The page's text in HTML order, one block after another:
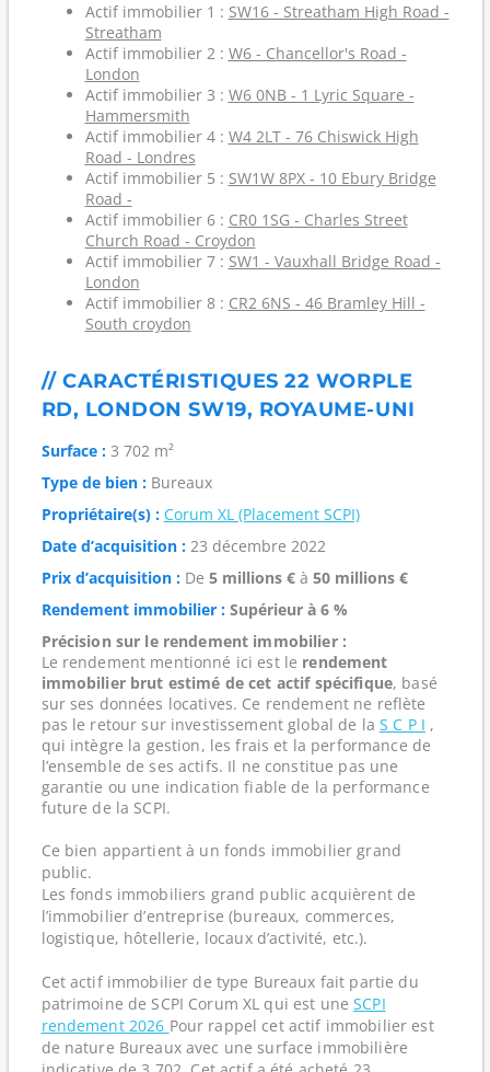
Actif immobilier 1 : SW16 - Streatham High Road -
Streatham
Actif immobilier 2 : W6 - Chancellor's Road -
London
Actif immobilier 3 : W6 0NB - 1 Lyric Square -
Hammersmith
Actif immobilier 4 : W4 2LT - 76 Chiswick High
Road - Londres
Actif immobilier 5 : SW1W 8PX - 10 Ebury Bridge
Road -
Actif immobilier 6 : CR0 1SG - Charles Street
Church Road - Croydon
Actif immobilier 7 : SW1 - Vauxhall Bridge Road -
London
Actif immobilier 8 : CR2 6NS - 46 Bramley Hill -
South croydon
// CARACTÉRISTIQUES 22 WORPLE
RD, LONDON SW19, ROYAUME-UNI
Surface :3 702 m²
Type de bien :Bureaux
Propriétaire(s) : Corum XL (Placement SCPI)
Date d’acquisition :23 décembre 2022
Prix d’acquisition :De 5 millions €à 50 millions €
Rendement immobilier : Supérieur à 6 %
Précision sur le rendement immobilier :
Le rendement mentionné ici est le rendement
immobilier brut estimé de cet actif spécifique, basé
sur ses données locatives. Ce rendement ne reflète
pas le retour sur investissement global de la S C P I ,
qui intègre la gestion, les frais et la performance de
l’ensemble de ses actifs. Il ne constitue pas une
garantie ou une indication fiable de la performance
future de la SCPI.
Ce bien appartient à un fonds immobilier grand
public.
Les fonds immobiliers grand public acquièrent de
l’immobilier d’entreprise (bureaux, commerces,
logistique, hôtellerie, locaux d’activité, etc.).
Cet actif immobilier de type Bureaux fait partie du
patrimoine de SCPI Corum XL qui est uneSCPI
rendement 2026 Pour rappel cet actif immobilier est
de nature Bureaux avec une surface immobilière